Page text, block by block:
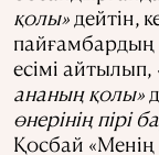
қолы» дейтін,
пайғамбардың
есімі айтылып,
ананың қолы»
өнерінің пірі
Қосбай